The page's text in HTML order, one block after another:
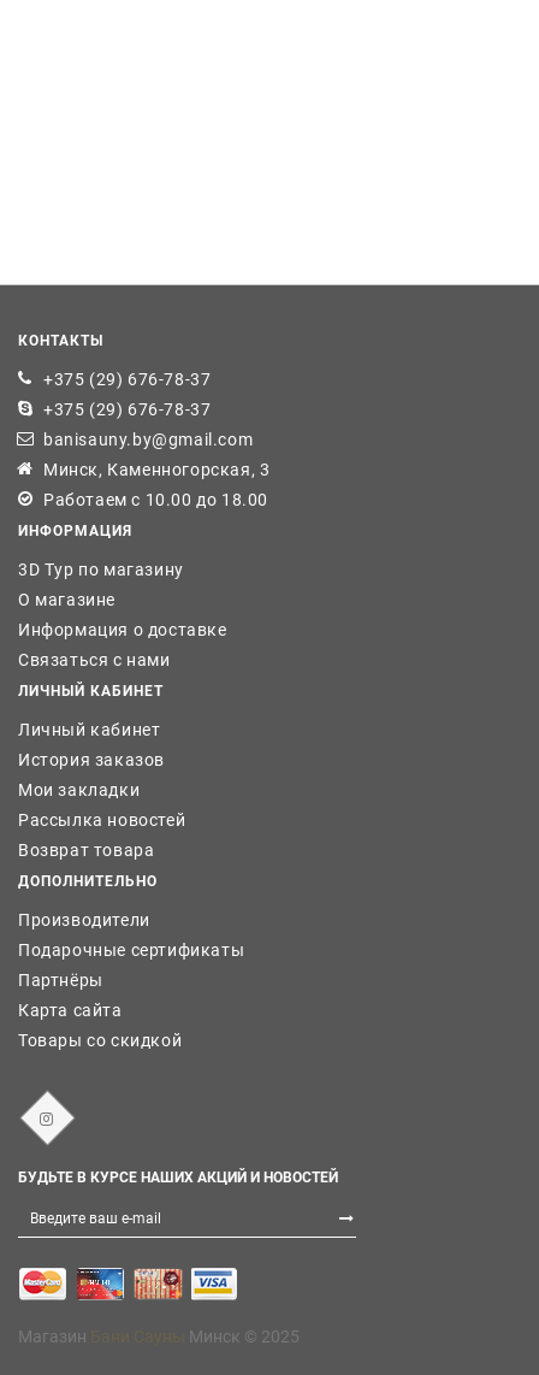
КОНТАКТЫ
+375 (29) 676-78-37
+375 (29) 676-78-37
banisauny.by@gmail.com
Минск, Каменногорская, 3
Работаем с 10.00 до 18.00
ИНФОРМАЦИЯ
3D Тур по магазину
О магазине
Информация о доставке
Связаться с нами
ЛИЧНЫЙ КАБИНЕТ
Личный кабинет
История заказов
Мои закладки
Рассылка новостей
Возврат товара
ДОПОЛНИТЕЛЬНО
Производители
Подарочные сертификаты
Партнёры
Карта сайта
Товары со скидкой
БУДЬТЕ В КУРСЕ НАШИХ АКЦИЙ И НОВОСТЕЙ
Магазин Минск © 2025